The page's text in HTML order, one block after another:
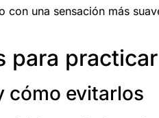
con una sensación más
para practicar
cómo evitarlos